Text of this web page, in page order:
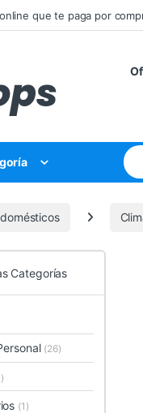
que te paga por
Categorías
(26)
(1)